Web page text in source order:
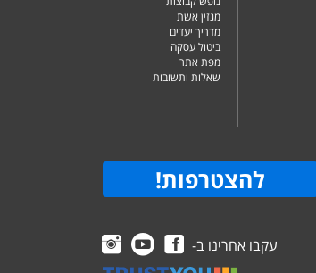
מגזין אשת
מדריך יעדים
ביטול עסקה
מפת אתר
שאלות ותשובות
להצטרפות!
עקבו אחרינו ב-